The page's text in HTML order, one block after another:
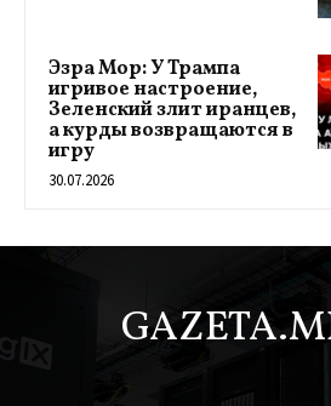
Эзра Мор: У Трампа
игривое настроение,
Зеленский злит иранцев,
а курды возвращаются в
игру
30.07.2026